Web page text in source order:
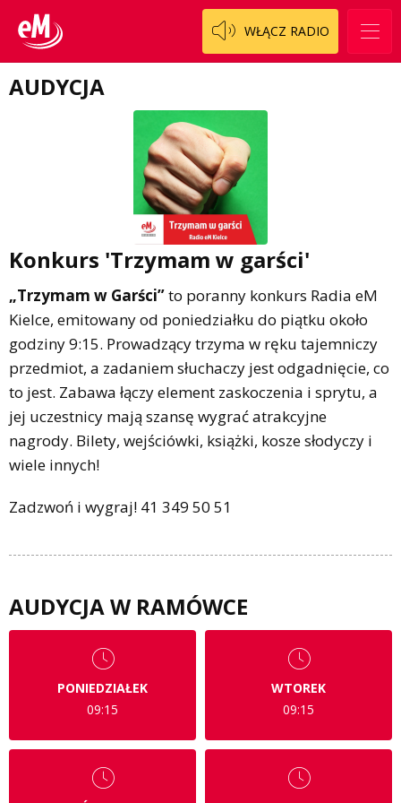
WŁĄCZ RADIO
Tak wierzę
W starych Kielcach
Regulamin konkursu Zwierzak naszej klasy
AUDYCJA
Konkurs 'Trzymam w garści'
„Trzymam w Garści”to poranny konkurs Radia eM
Kielce, emitowany od poniedziałku do piątku około
godziny 9:15. Prowadzący trzyma w ręku tajemniczy
przedmiot, a zadaniem słuchaczy jest odgadnięcie, co
to jest. Zabawa łączy element zaskoczenia i sprytu, a
jej uczestnicy mają szansę wygrać atrakcyjne
nagrody. Bilety, wejściówki, książki, kosze słodyczy i
wiele innych!
Zadzwoń i wygraj! 41 349 50 51
AUDYCJA W RAMÓWCE
PONIEDZIAŁEK
09:15
WTOREK
09:15